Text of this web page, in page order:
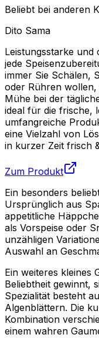
Beliebt bei anderen
Dito Sama
Leistungsstarke
jede
immer Sie Schälen,
oder Rühren
Mühe bei der
ideal für die frische,
umfangreiche
eine Vielzahl von
in kurzer Zeit frisch
Zum Produkt
Ein besonders
Ursprünglich aus
appetitliche
als Vorspeise oder
unzähligen
Auswahl an
Ein weiteres kleines
Beliebtheit gewinnt,
Spezialität besteht
Algenblättern. Die
Kombination
einem wahren